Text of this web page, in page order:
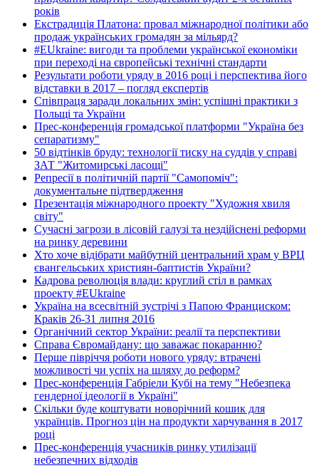
років
Екстрадиція Платона: провал міжнародної політики або
продаж українських громадян за мільярд?
#EUkraine: вигоди та проблеми української економіки
при переході на європейські технічні стандарти
Результати роботи уряду в 2016 році і перспектива його
відставки в 2017 – погляд експертів
Співпраця заради локальних змін: успішні практики з
Польщі та України
Прес-конференція громадської платформи "Україна без
сепаратизму"
50 відтінків бруду: технології тиску на суддів у справі
ЗАТ "Житомирські ласощі"
Репресії в політичній партії "Самопоміч":
документальне підтвердження
Презентація міжнародного проекту "Художня хвиля
світу"
Сучасні загрози в лісовій галузі та нездійснені реформи
на ринку деревини
Хто хоче відібрати майбутній центральний храм у ВРЦ
євангельських християн-баптистів України?
Кадрова революція влади: круглий стіл в рамках
проекту #EUkraine
Україна на всесвітній зустрічі з Папою Франциском:
Краків 26-31 липня 2016
Органічний сектор України: реалії та перспективи
Справа Євромайдану: що заважає покаранню?
Перше півріччя роботи нового уряду: втрачені
можливості чи успіх на шляху до реформ?
Прес-конференція Габріели Кубі на тему "Небезпека
гендерної ідеології в Україні"
Скільки буде коштувати новорічний кошик для
українців. Прогноз цін на продукти харчування в 2017
році
Прес-конференція учасників ринку утилізації
небезпечних відходів